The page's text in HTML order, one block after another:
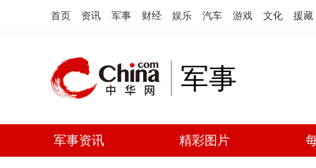
首页 资讯 军事 财经 娱乐 汽车 游戏 文化 援藏
军事
军事资讯 精彩图片